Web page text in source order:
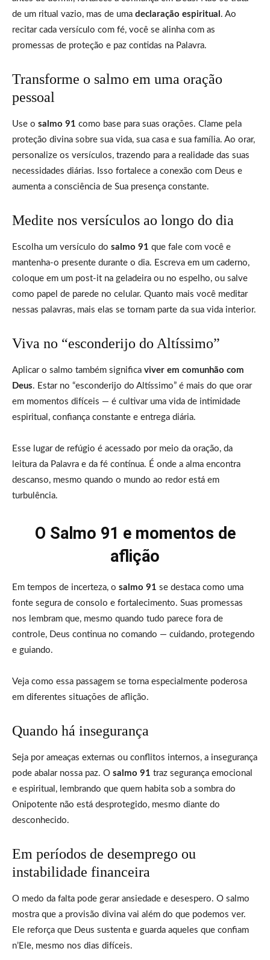
de um ritual vazio, mas de uma declaração espiritual . Ao
recitar cada versículo com fé, você se alinha com as
promessas de proteção e paz contidas na Palavra.
Transforme o salmo em uma oração
pessoal
Use o salmo 91 como base para suas orações. Clame pela
proteção divina sobre sua vida, sua casa e sua família. Ao orar,
personalize os versículos, trazendo para a realidade das suas
necessidades diárias. Isso fortalece a conexão com Deus e
aumenta a consciência de Sua presença constante.
Medite nos versículos ao longo do dia
Escolha um versículo do salmo 91 que fale com você e
mantenha-o presente durante o dia. Escreva em um caderno,
coloque em um post-it na geladeira ou no espelho, ou salve
como papel de parede no celular. Quanto mais você meditar
nessas palavras, mais elas se tornam parte da sua vida interior.
Viva no “esconderijo do Altíssimo”
Aplicar o salmo também significa viver em comunhão com
Deus. Estar no “esconderijo do Altíssimo” é mais do que orar
em momentos difíceis — é cultivar uma vida de intimidade
espiritual, confiança constante e entrega diária.
Esse lugar de refúgio é acessado por meio da oração, da
leitura da Palavra e da fé contínua. É onde a alma encontra
descanso, mesmo quando o mundo ao redor está em
turbulência.
O Salmo 91 e momentos de
aflição
Em tempos de incerteza, o salmo 91 se destaca como uma
fonte segura de consolo e fortalecimento. Suas promessas
nos lembram que, mesmo quando tudo parece fora de
controle, Deus continua no comando — cuidando, protegendo
e guiando.
Veja como essa passagem se torna especialmente poderosa
em diferentes situações de aflição.
Quando há insegurança
Seja por ameaças externas ou conflitos internos, a insegurança
pode abalar nossa paz. O salmo 91 traz segurança emocional
e espiritual, lembrando que quem habita sob a sombra do
Onipotente não está desprotegido, mesmo diante do
desconhecido.
Em períodos de desemprego ou
instabilidade financeira
O medo da falta pode gerar ansiedade e desespero. O salmo
mostra que a provisão divina vai além do que podemos ver.
Ele reforça que Deus sustenta e guarda aqueles que confiam
n’Ele, mesmo nos dias difíceis.